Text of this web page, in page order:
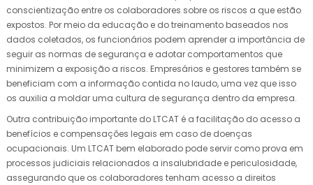
conscientização entre os colaboradores sobre os riscos a que estão
expostos. Por meio da educação e do treinamento baseados nos
dados coletados, os funcionários podem aprender a importância de
seguir as normas de segurança e adotar comportamentos que
minimizem a exposição a riscos. Empresários e gestores também se
beneficiam com a informação contida no laudo, uma vez que isso
os auxilia a moldar uma cultura de segurança dentro da empresa.
Outra contribuição importante do LTCAT é a facilitação do acesso a
benefícios e compensações legais em caso de doenças
ocupacionais. Um LTCAT bem elaborado pode servir como prova em
processos judiciais relacionados a insalubridade e periculosidade,
assegurando que os colaboradores tenham acesso a direitos